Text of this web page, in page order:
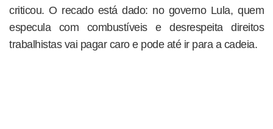
criticou. O recado está dado: no governo Lula, quem
especula com combustíveis e desrespeita direitos
trabalhistas vai pagar caro e pode até ir para a cadeia.